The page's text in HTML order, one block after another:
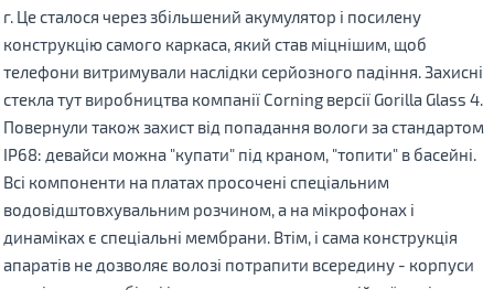
г. Це сталося через збільшений акумулятор і посилену
конструкцію самого каркаса, який став міцнішим, щоб
телефони витримували наслідки серйозного падіння. Захисні
стекла тут виробництва компанії Corning версії Gorilla Glass 4.
Повернули також захист від попадання вологи за стандартом
IP68: девайси можна "купати" під краном, "топити" в басейні.
Всі компоненти на платах просочені спеціальним
водовідштовхувальним розчином, а на мікрофонах і
динаміках є спеціальні мембрани. Втім, і сама конструкція
апаратів не дозволяє волозі потрапити всередину - корпуси